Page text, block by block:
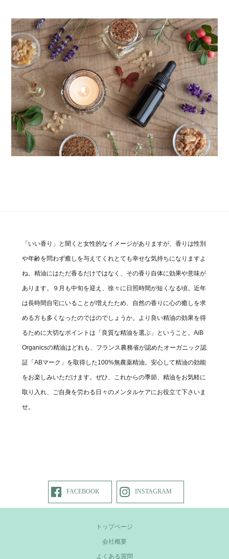
「いい香り」と聞くと女性的なイメージがありますが、香りは性別
や年齢を問わず癒しを与えてくれとても幸せな気持ちになりますよ
ね。精油にはただ香るだけではなく、その香り自体に効果や意味が
あります。９月も中旬を迎え、徐々に日照時間が短くなる頃。近年
は長時間自宅にいることが増えたため、自然の香りに心の癒しを求
める方も多くなったのではのでしょうか。より良い精油の効果を得
るために大切なポイントは「良質な精油を選ぶ」ということ。AiB
Organicsの精油はどれも、フランス農務省が認めたオーガニック認
証「ABマーク」を取得した100%無農薬精油。安心して精油の効能
をお楽しみいただけます。ぜひ、これからの季節、精油をお気軽に
取り入れ、ご自身を労わる日々のメンタルケアにお役立て下さいま
せ。
FACEBOOK INSTAGRAM
トップページ
会社概要
よくある質問